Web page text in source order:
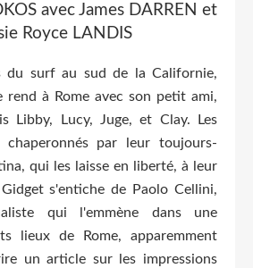
avec James DARREN et
Royce LANDIS
du surf au sud de la Californie,
rend à Rome avec son petit ami,
Libby, Lucy, Juge, et Clay. Les
chaperonnés par leur toujours-
qui les laisse en liberté, à leur
s'entiche de Paolo Cellini,
qui l'emmène dans une
lieux de Rome, apparemment
un article sur les impressions